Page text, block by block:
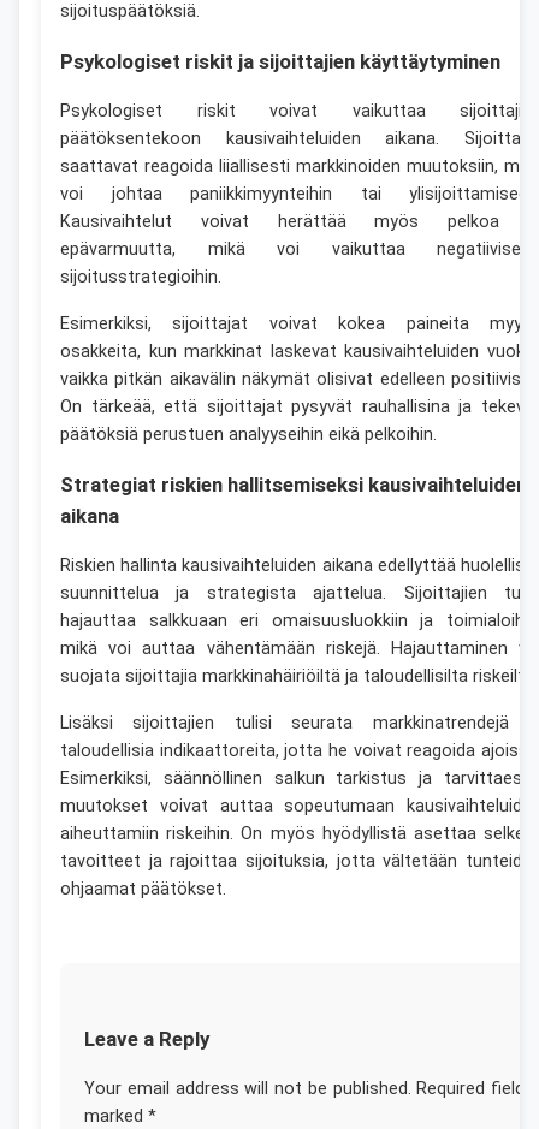
sijoituspäätöksiä.
Psykologiset riskit ja sijoittajien käyttäytyminen
Psykologiset riskit voivat vaikuttaa
päätöksentekoon kausivaihteluiden aikana.
saattavat reagoida liiallisesti markkinoiden muutoksiin,
voi johtaa paniikkimyynteihin tai
Kausivaihtelut voivat herättää myös pelkoa
epävarmuutta, mikä voi vaikuttaa
sijoitusstrategioihin.
Esimerkiksi, sijoittajat voivat kokea paineita
osakkeita, kun markkinat laskevat kausivaihteluiden
vaikka pitkän aikavälin näkymät olisivat edelleen
On tärkeää, että sijoittajat pysyvät rauhallisina ja
päätöksiä perustuen analyyseihin eikä pelkoihin.
Strategiat riskien hallitsemiseksi kausivaihteluiden
aikana
Riskien hallinta kausivaihteluiden aikana edellyttää
suunnittelua ja strategista ajattelua. Sijoittajien
hajauttaa salkkuaan eri omaisuusluokkiin ja
mikä voi auttaa vähentämään riskejä. Hajauttaminen
suojata sijoittajia markkinahäiriöiltä ja taloudellisilta riskeiltä.
Lisäksi sijoittajien tulisi seurata markkinatrendejä
taloudellisia indikaattoreita, jotta he voivat reagoida
Esimerkiksi, säännöllinen salkun tarkistus ja
muutokset voivat auttaa sopeutumaan
aiheuttamiin riskeihin. On myös hyödyllistä asettaa
tavoitteet ja rajoittaa sijoituksia, jotta vältetään
ohjaamat päätökset.
Leave a Reply
Your email address will not be published. Required fields
marked *